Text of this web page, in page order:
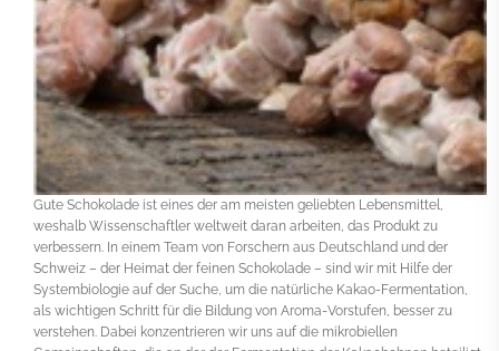
Gute Schokolade ist eines der am meisten geliebten Lebensmittel,
weshalb Wissenschaftler weltweit daran arbeiten, das Produkt zu
verbessern. In einem Team von Forschern aus Deutschland und der
Schweiz – der Heimat der feinen Schokolade – sind wir mit Hilfe der
Systembiologie auf der Suche, um die natürliche Kakao-Fermentation,
als wichtigen Schritt für die Bildung von Aroma-Vorstufen, besser zu
verstehen. Dabei konzentrieren wir uns auf die mikrobiellen